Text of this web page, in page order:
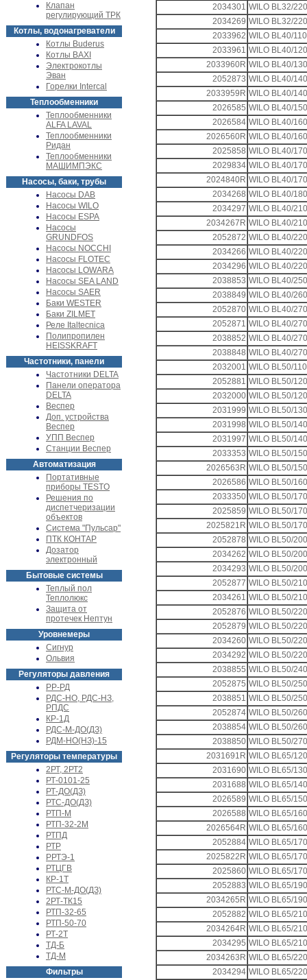
Клапан
регулирующий ТРК
Котлы, водонагреватели
Котлы Buderus
Котлы BAXI
Электрокотлы
Эван
Горелки Intercal
Теплообменники
Теплообменники
ALFA LAVAL
Теплообменники
Ридан
Теплообменники
МАШИМПЭКС
Насосы, баки, трубы
Насосы DAB
Насосы WILO
Насосы ESPA
Насосы
GRUNDFOS
Насосы NOCCHI
Насосы FLOTEC
Насосы LOWARA
Насосы SEA LAND
Насосы SAER
Баки WESTER
Баки ZILMET
Реле Italtecnica
Полипропилен
HEISSKRAFT
Частотники, панели
Частотники DELTA
Панели оператора
DELTA
Веспер
Доп. устройства
Веспер
УПП Веспер
Станции Веспер
Автоматизация
Портативные
приборы TESTO
Решения по
диспетчеризации
объектов
Система "Пульсар"
ПТК КОНТАР
Дозатор
электронный
Бытовые системы
Теплый пол
Теплолюкс
Защита от
протечек Нептун
Уровнемеры
Сигнур
Ольвия
Регуляторы давления
РР-РД
РДС-НО, РДС-НЗ,
РПДС
КР-1Д
РДС-М-ДО(ДЗ)
РДМ-НО(НЗ)-15
Регуляторы температуры
2РТ, 2РТ2
РТ-0101-25
РТ-ДО(ДЗ)
РТС-ДО(ДЗ)
РТП-М
РТП-32-2М
РТПД
РТР
РРТЭ-1
РТЦГВ
КР-1Т
РТС-М-ДО(ДЗ)
2РТ-ТК15
РТП-32-65
РТП-50-70
РТ-2Т
ТД-Б
ТД-М
Фильтры
2034301 WILO BL32/
2034269 WILO BL32/
2033962 WILO BL40/
2033961 WILO BL40/
2033960R WILO BL40/
2052873 WILO BL40/
2033959R WILO BL40/
2026585 WILO BL40/
2026584 WILO BL40/
2026560R WILO BL40/
2025858 WILO BL40/
2029834 WILO BL40/
2024840R WILO BL40/
2034268 WILO BL40/
2034297 WILO BL40/
2034267R WILO BL40/
2052872 WILO BL40/
2034266 WILO BL40/
2034296 WILO BL40/
2038853 WILO BL40/
2038849 WILO BL40/
2052870 WILO BL40/
2052871 WILO BL40/
2038852 WILO BL40/
2038848 WILO BL40/
2032001 WILO BL50/
2052881 WILO BL50/
2032000 WILO BL50/
2031999 WILO BL50/
2031998 WILO BL50/
2031997 WILO BL50/
2033353 WILO BL50/
2026563R WILO BL50/
2026586 WILO BL50/
2033350 WILO BL50/
2025859 WILO BL50/
2025821R WILO BL50/
2052878 WILO BL50/
2034262 WILO BL50/
2034293 WILO BL50/
2052877 WILO BL50/
2034261 WILO BL50/
2052876 WILO BL50/
2052879 WILO BL50/
2034260 WILO BL50/
2034292 WILO BL50/
2038855 WILO BL50/
2052875 WILO BL50/
2038851 WILO BL50/
2052874 WILO BL50/
2038854 WILO BL50/
2038850 WILO BL50/
2031691R WILO BL65/
2031690 WILO BL65/
2031688 WILO BL65/
2026589 WILO BL65/
2026588 WILO BL65/
2026564R WILO BL65/
2052884 WILO BL65/
2025822R WILO BL65/
2025860 WILO BL65/
2052883 WILO BL65/
2034265R WILO BL65/
2052882 WILO BL65/
2034264R WILO BL65/
2034295 WILO BL65/
2034263R WILO BL65/
2034294 WILO BL65/